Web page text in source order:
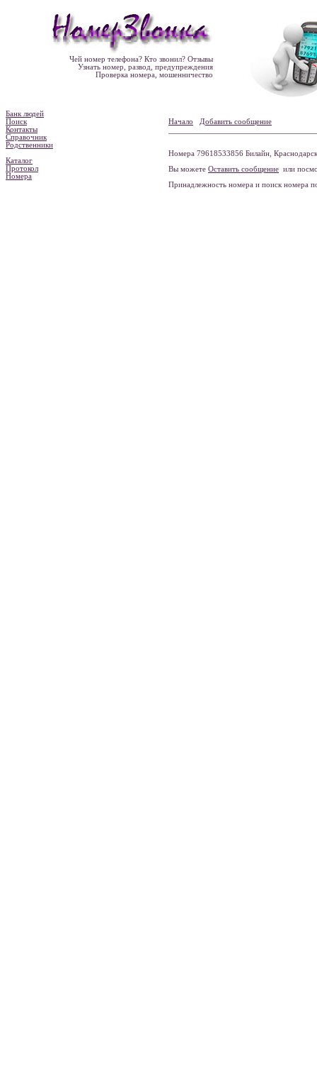
Чей номер телефона? Кто звонил? Отзывы
Узнать номер, развод, предупреждения
Проверка номера, мошенничество
Банк людей
Поиск
Контакты
Справочник
Родственники
Каталог
Протокол
Номера
Начало Добавить сообщение
Номера 79618533856 Билайн,
Вы можете Оставить сообщение или
Принадлежность номера и поиск номера